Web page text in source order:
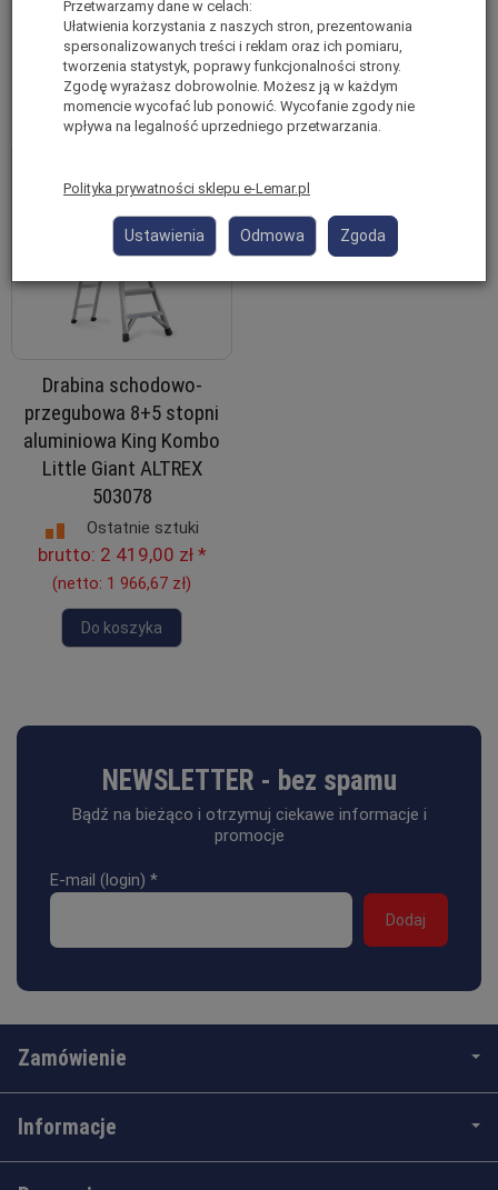
brutto:1 599,00 zł*
(netto:1 300,00 zł)
Do koszyka
(netto:1 560,16 zł
Do koszyka
Drabina schodowo-
przegubowa 8+5 stopni
aluminiowa King Kombo
Little Giant ALTREX
503078
Ostatnie sztuki
brutto: 2 419,00 zł*
(netto: 1 966,67 zł)
Do koszyka
NEWSLETTER - bez spamu
Bądź na bieżąco i otrzymuj ciekawe informacje i
promocje
E-mail (login) *
Zamówienie
Informacje
Przetwarzamy dane w celach:
Ułatwienia korzystania z naszych stron, prezentowania
spersonalizowanych treści i reklam oraz ich pomiaru,
tworzenia statystyk, poprawy funkcjonalności strony.
Zgodę wyrażasz dobrowolnie. Możesz ją w każdym
momencie wycofać lub ponowić. Wycofanie zgody nie
wpływa na legalność uprzedniego przetwarzania.
Polityka prywatności sklepu e-Lemar.pl
Ustawienia Odmowa Zgoda